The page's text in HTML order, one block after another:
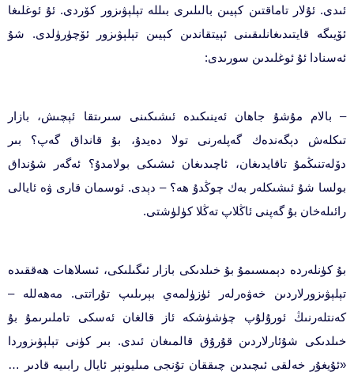
ئىدى. ئۇلار تاماقتىن كېيىن بالىلىرى بىللە تېلېۋىزور كۆردى. ئۇ ئوغلىغا
ئۆيىگە قايتىدىغانلىقىنى ئېيتقاندىن كېيىن تېلېۋىزور ئۆچۈرۈلدى. شۇ
ئەسنادا ئۇ ئوغلىدىن سورىدى:
– بالام مۇشۇ جاھان ئەينىكىدە ئىشىكىنى سىرىتقا ئېچىش، بازار
تىكلەش دېگەندەك گەپلەرنى تولا دەيدۇ، بۇ قانداق گەپ؟ بىر
دۆلەتنىڭمۇ تاقايدىغان، ئاچىدىغان ئىشىكى بولامدۇ؟ ئەگەر شۇنداق
بولسا شۇ ئىشىكلەر بەك چوڭدۇ ھە؟ – دېدى. ئوسمان قارى ۋە ئايالى
رائىلەخان بۇ گەپنى ئاڭلاپ تەڭلا كۈلۈشتى.
بۇ كۈنلەردە دېمىسىمۇ بۇ خىلدىكى بازار ئىگىلىكى، ئىسلاھات ھەققىدە
تېلېۋىزورلاردىن خەۋەرلەر ئۈزۈلمەي بېرىلىپ تۇراتتى. مەھەللە –
كەنتلەرنىڭ ئورۇلۇپ چۈشۈشكە ئاز قالغان ئەسكى تاملىرىمۇ بۇ
خىلدىكى شۇئارلاردىن قۇرۇق قالمىغان ئىدى. بىر كۈنى تېلېۋىزوردا
«ئۇيغۇر خەلقى ئىچىدىن چىققان تۇنجى مىليونېر ئايال رابىيە قادىر …